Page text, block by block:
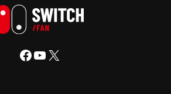
Facebook YouTube X